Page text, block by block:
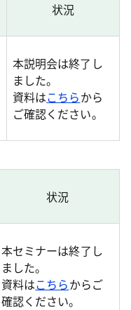
状況
本説明会は終了し
ました。
資料はこちらから
ご確認ください。
状況
本セミナーは終了し
ました。
資料はこちらからご
確認ください。